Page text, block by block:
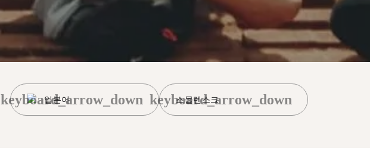
일본어
keyboard_arrow_down 스몰렌스크
keyboard_arrow_down